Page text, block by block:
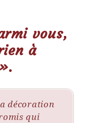
vous,
à
.
décoration
qui